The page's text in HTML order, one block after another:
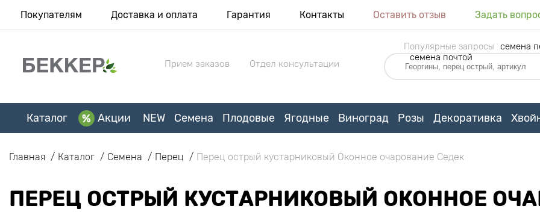
Покупателям Доставка и оплата Гарантия Контакты Оставить отзыв Задать
Прием заказов Отдел консультации
Популярные запросы
семена
семена почтой
Каталог Акции NEW Семена Плодовые Ягодные Виноград Розы Декоративка
Главная Каталог Семена Перец Перец острый кустарниковый Оконное очарование Седек
ПЕРЕЦ ОСТРЫЙ КУСТАРНИКОВЫЙ ОКОННОЕ